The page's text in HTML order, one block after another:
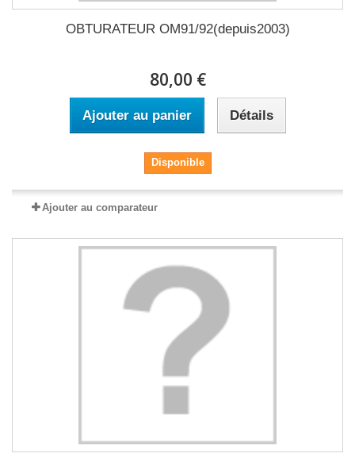
OBTURATEUR OM91/92(depuis2003)
80,00 €
Ajouter au panier Détails
Disponible
Ajouter au comparateur